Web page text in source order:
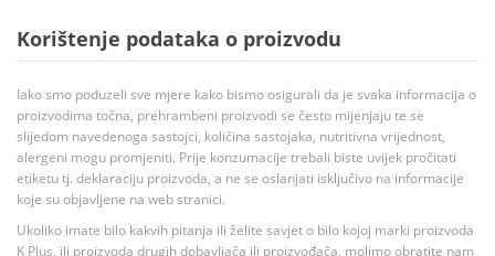
Korištenje podataka o proizvodu
Iako smo poduzeli sve mjere kako bismo osigurali da je svaka informacija o
proizvodima točna, prehrambeni proizvodi se često mijenjaju te se
slijedom navedenoga sastojci, količina sastojaka, nutritivna vrijednost,
alergeni mogu promjeniti. Prije konzumacije trebali biste uvijek pročitati
etiketu tj. deklaraciju proizvoda, a ne se oslanjati isključivo na informacije
koje su objavljene na web stranici.
Ukoliko imate bilo kakvih pitanja ili želite savjet o bilo kojoj marki proizvoda
K Plus, ili proizvoda drugih dobavljača ili proizvođača, molimo obratite nam